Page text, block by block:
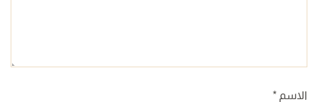
الاسم *